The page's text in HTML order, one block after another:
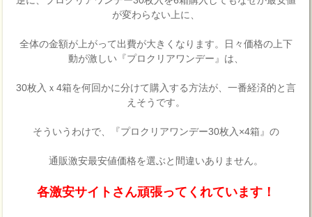
が変わらない上に、
全体の金額が上がって出費が大きくなります。日々価格の上下
動が激しい『プロクリアワンデー』は、
30枚入ｘ4箱を何回かに分けて購入する方法が、一番経済的と言
えそうです。
そういうわけで、『プロクリアワンデー30枚入×4箱』の
通販激安最安値価格を選ぶと間違いありません。
各激安サイトさん頑張ってくれています！